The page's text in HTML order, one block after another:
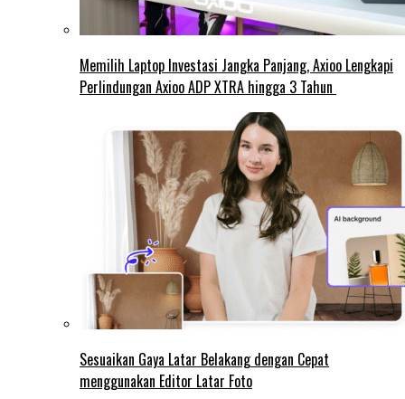
Memilih Laptop Investasi Jangka Panjang, Axioo Lengkapi
Perlindungan Axioo ADP XTRA hingga 3 Tahun
Sesuaikan Gaya Latar Belakang dengan Cepat
menggunakan Editor Latar Foto